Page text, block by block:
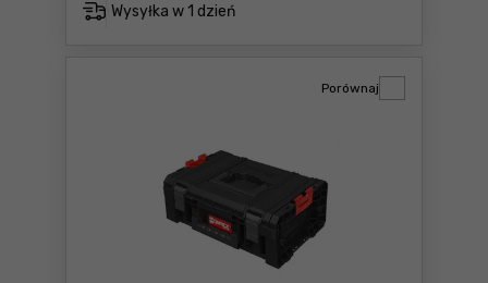
Wysyłka w 1 dzień
Porównaj